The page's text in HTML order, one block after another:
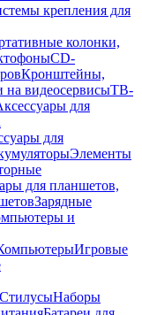
крепления для
колонки,
CD-
Кронштейны,
на видеосервисыТВ-
для
для
Элементы
для планшетов,
Зарядные
и
Игровые
СтилусыНаборы